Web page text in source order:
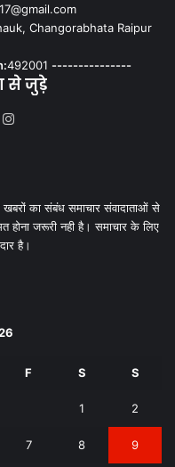
Changorabhata Raipur
492001 ---------------
से जुड़े
YouTube
का संबंध समाचार संवादाताओं से
होना जरूरी नही है। समाचार के लिए
है।
F S S
1 2
7 8 9